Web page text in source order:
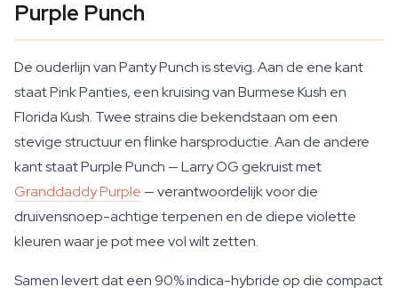
Purple Punch
De ouderlijn van Panty Punch is stevig. Aan de ene kant
staat Pink Panties, een kruising van Burmese Kush en
Florida Kush. Twee strains die bekendstaan om een
stevige structuur en flinke harsproductie. Aan de andere
kant staat Purple Punch — Larry OG gekruist met
Granddaddy Purple — verantwoordelijk voor die
druivensnoep-achtige terpenen en de diepe violette
kleuren waar je pot mee vol wilt zetten.
Samen levert dat een 90% indica-hybride op die compact